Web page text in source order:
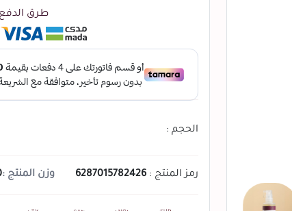
طرق الدفع
الحجم :
رمز المنتج : 6287015782426 وزن المنتج :